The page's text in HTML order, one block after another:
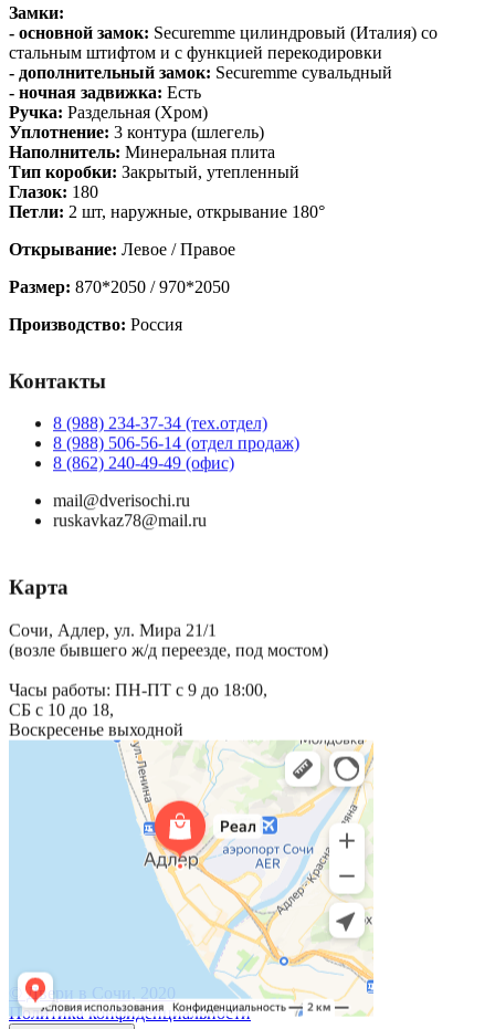
Замки:
- основной замок: Securemme цилиндровый (Италия) со
стальным штифтом и с функцией перекодировки
- дополнительный замок: Securemme сувальдный
- ночная задвижка: Есть
Ручка: Раздельная (Хром)
Уплотнение: 3 контура (шлегель)
Наполнитель: Минеральная плита
Тип коробки: Закрытый, утепленный
Глазок: 180
Петли: 2 шт, наружные, открывание 180°
Открывание: Левое / Правое
Размер: 870*2050 / 970*2050
Производство: Россия
Контакты
8 (988) 234-37-34 (тех.отдел)
8 (988) 506-56-14 (отдел продаж)
8 (862) 240-49-49 (офис)
mail@dverisochi.ru
ruskavkaz78@mail.ru
Карта
Сочи, Адлер, ул. Мира 21/1
(возле бывшего ж/д переезде, под мостом)
Часы работы: ПН-ПТ с 9 до 18:00,
СБ с 10 до 18,
Воскресенье выходной
© Двери в Сочи, 2020
Политика конфиденциальности